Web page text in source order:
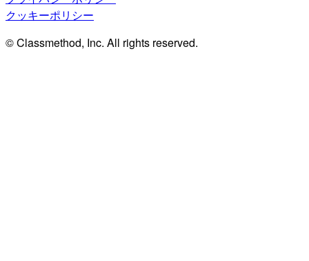
クッキーポリシー
© Classmethod, Inc. All rights reserved.